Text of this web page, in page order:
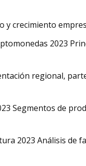
y crecimiento
2023
regional,
Segmentos de
2023 Análisis de